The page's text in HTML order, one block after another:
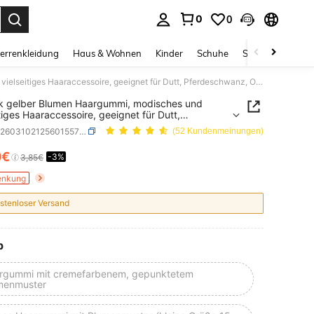
0 0
Haus & Wohnen Kinder Schuhe Schmuck &
1 Stück gelber Blumen Haargummi, modisches und vielseitiges Haaraccessoire, geeignet für Dutt, Pferdeschwanz, Outdoor, lässig, Date, Party Haargummi, Haargummis, Festival, Geburtstag
gelber Blumen Haargummi, modisches und
Haaraccessoire, geeignet für Dutt,
Outdoor, lässig, Date, Party
Haargummis, Festival, Geburtstag
SKU: sc260310212560155730819 (52 Kundenmeinungen)
AND AVAILABILITY
3,85€ -3%
Versand
mit cremefarbenem, gepunktetem